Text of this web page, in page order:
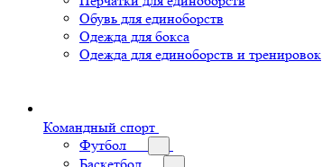
Обувь для единоборств
Одежда для бокса
Одежда для единоборств и тренировок
Командный спорт
Футбол